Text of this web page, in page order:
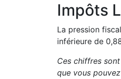
Impôts
La pression
inférieure de
Ces chiffres
que vous